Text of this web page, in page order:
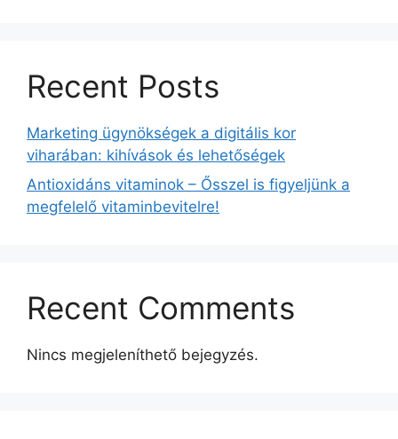
Recent Posts
Marketing ügynökségek a digitális kor
viharában: kihívások és lehetőségek
Antioxidáns vitaminok – Ősszel is figyeljünk a
megfelelő vitaminbevitelre!
Recent Comments
Nincs megjeleníthető bejegyzés.